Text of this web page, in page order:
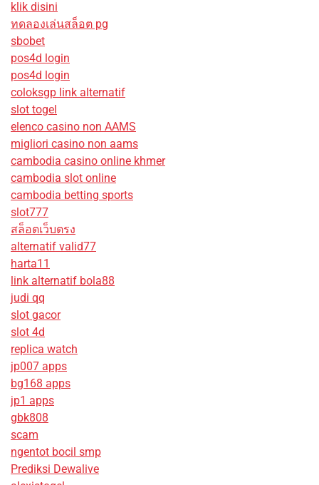
klik disini
ทดลองเล่นสล็อต pg
sbobet
pos4d login
pos4d login
coloksgp link alternatif
slot togel
elenco casino non AAMS
migliori casino non aams
cambodia casino online khmer
cambodia slot online
cambodia betting sports
slot777
สล็อตเว็บตรง
alternatif valid77
harta11
link alternatif bola88
judi qq
slot gacor
slot 4d
replica watch
jp007 apps
bg168 apps
jp1 apps
gbk808
scam
ngentot bocil smp
Prediksi Dewalive